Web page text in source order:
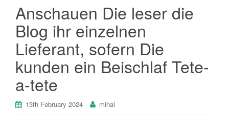
Anschauen Die leser die
Blog ihr einzelnen
Lieferant, sofern Die
kunden ein Beischlaf Tete-
a-tete
13th February 2024 mihai